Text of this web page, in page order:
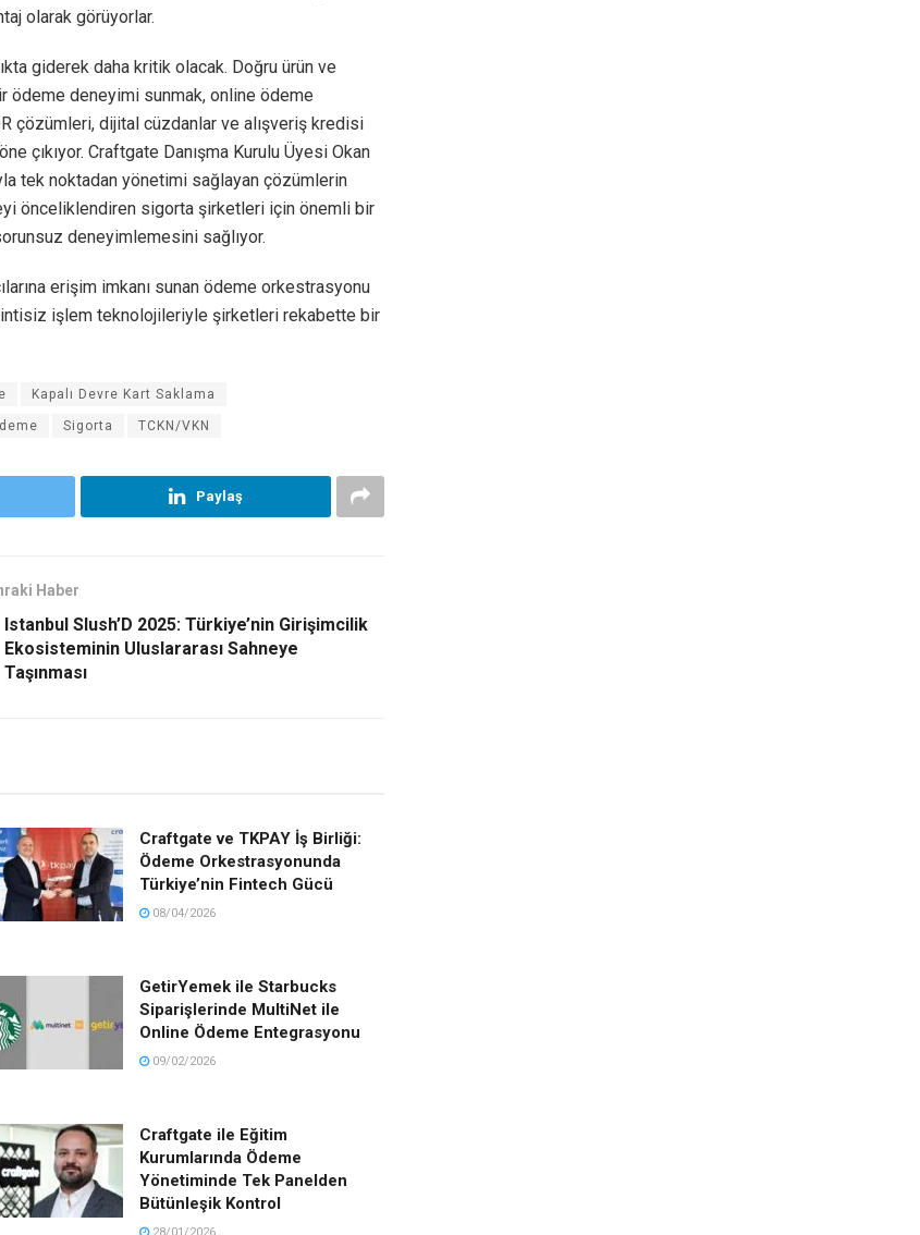
olarak görüyorlar.
giderek daha kritik olacak. Doğru ürün ve
ödeme deneyimi sunmak, online ödeme
çözümleri, dijital cüzdanlar ve alışveriş kredisi
çıkıyor. Craftgate Danışma Kurulu Üyesi Okan
tek noktadan yönetimi sağlayan çözümlerin
önceliklendiren sigorta şirketleri için önemli bir
deneyimlemesini sağlıyor.
erişim imkanı sunan ödeme orkestrasyonu
işlem teknolojileriyle şirketleri rekabette bir
Kapalı Devre Kart Saklama
Sigorta TCKN/VKN
Paylaş
Haber
Istanbul Slush’D 2025: Türkiye’nin Girişimcilik
Ekosisteminin Uluslararası Sahneye
Taşınması
Craftgate ve TKPAY İş Birliği:
Ödeme Orkestrasyonunda
Türkiye’nin Fintech Gücü
08/04/2026
GetirYemek ile Starbucks
Siparişlerinde MultiNet ile
Online Ödeme Entegrasyonu
09/02/2026
Craftgate ile Eğitim
Kurumlarında Ödeme
Yönetiminde Tek Panelden
Bütünleşik Kontrol
28/01/2026